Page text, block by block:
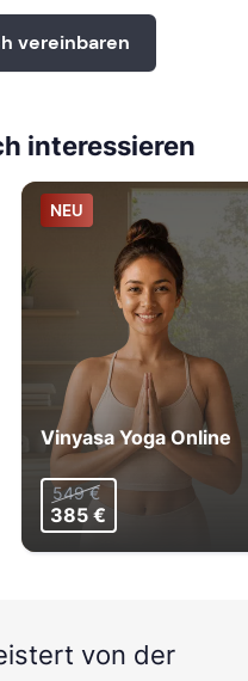
vereinbaren
interessieren
NEU
Vinyasa Yoga Online
549 €
385 €
von der